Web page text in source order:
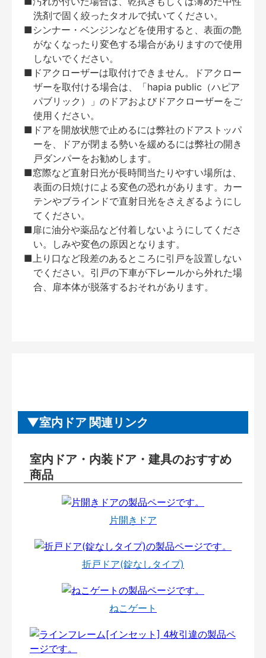
洗剤で固く絞ったタオルで拭いてください。
■シンナー・ベンジンなどを使用すると、表面の艶
がなくなったり変色する場合がありますので使用
しないでください。
■ドアクローザーは取付けできません。ドアクロー
ザーを取付ける場合は、「hapia public（ハピア
パブリック）」のドアおよびドアクローザーをご
使用ください。
■ドアを開放状態で止めるには弊社のドアストッパ
ーを、ドアが閉まる勢いを緩めるには弊社の開き
戸ダンパーをお勧めします。
■窓際など直射日光が長時間当たりやすい場所は、
表面の日焼けによる変色の恐れがあります。カー
テンやブラインドで直射日光をさえぎるようにし
てください。
■扉に油分や薬品など付着しないようにしてくださ
い。しみや変色の原因となります。
■上り口など段差のあるところに引戸を設置しない
でください。引戸の下車が下レールから外れた場
合、扉本体が脱落するおそれがあります。
室内ドア 関連リンク
室内ドア・内装ドア・建具のおすすめ
商品
片開きドア
折戸ドア(錠なしタイプ)
ねこゲート